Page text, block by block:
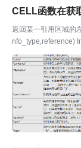
CELL函数在获
返回某一引用区域的
nfo_type,reference)
型。下面列出